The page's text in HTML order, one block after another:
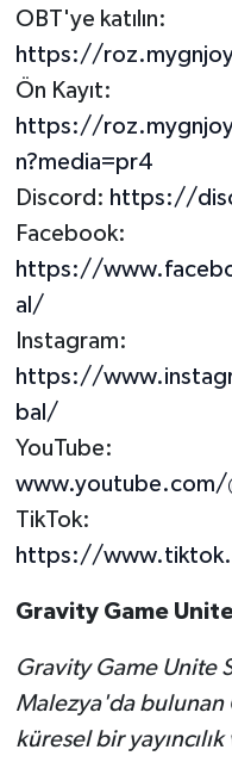
OBT'ye katılın:
https://
Ön Kayıt:
https://
n?media=pr4
Discord: https://
Facebook:
https://
al/
Instagram:
https://
bal/
YouTube:
www.youtube.com/
TikTok:
https://
Gravity Game
Gravity Game Unite
Malezya'da bulunan
küresel bir